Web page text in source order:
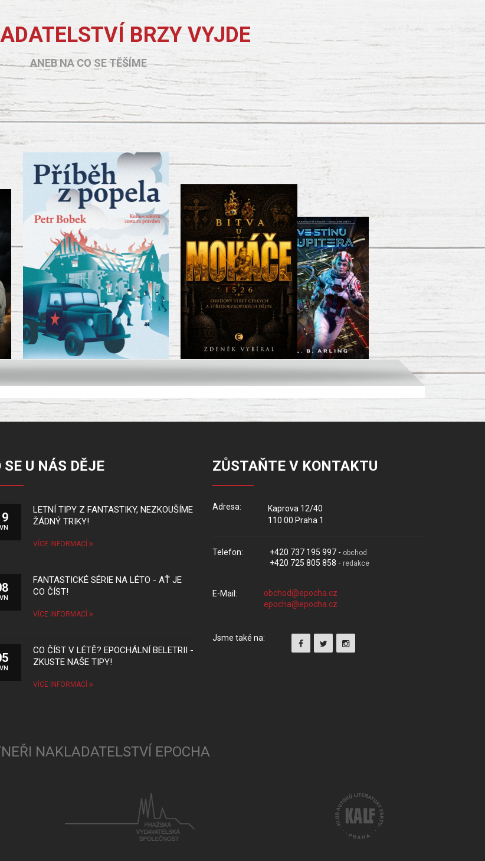
BRZY VYJDE
ANEB NA CO SE TĚŠÍME
SE U NÁS DĚJE
LETNÍ TIPY Z FANTASTIKY, NEZKOUŠÍME
ŽÁDNÝ TRIKY!
VÍCE INFORMACÍ
FANTASTICKÉ SÉRIE NA LÉTO - AŤ JE
CO ČÍST!
VÍCE INFORMACÍ
CO ČÍST V LÉTĚ? EPOCHÁLNÍ BELETRII -
ZKUSTE NAŠE TIPY!
VÍCE INFORMACÍ
ZŮSTAŇTE V KONTAKTU
Adresa:
Kaprova 12/40
110 00 Praha 1
Telefon: +420 737 195 997 - obchod
+420 725 805 858 - redakce
E-Mail:
Jsme také na:
NAKLADATELSTVÍ EPOCHA